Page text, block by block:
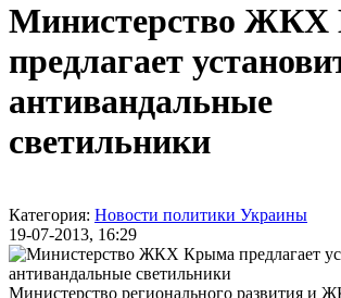
Министерство
предлагает
антивандальные
светильники
Категория: Новости политики Украины
19-07-2013, 16:29
Министерство регионального развития и